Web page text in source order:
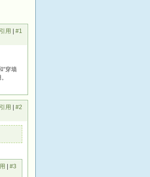
引用 #1
“穿墙
引用 #2
#3